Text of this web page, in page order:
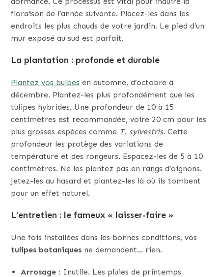
floraison de l’année suivante. Placez-les dans les
endroits les plus chauds de votre jardin. Le pied d’un
mur exposé au sud est parfait.
La plantation : profonde et durable
Plantez vos bulbes en automne, d’octobre à
décembre. Plantez-les plus profondément que les
tulipes hybrides. Une profondeur de 10 à 15
centimètres est recommandée, voire 20 cm pour les
plus grosses espèces comme T. sylvestris. Cette
profondeur les protège des variations de
température et des rongeurs. Espacez-les de 5 à 10
centimètres. Ne les plantez pas en rangs d’oignons.
Jetez-les au hasard et plantez-les là où ils tombent
pour un effet naturel.
L’entretien : le fameux « laisser-faire »
Une fois installées dans les bonnes conditions, vos
tulipes botaniques ne demandent… rien.
Arrosage : Inutile. Les pluies de printemps